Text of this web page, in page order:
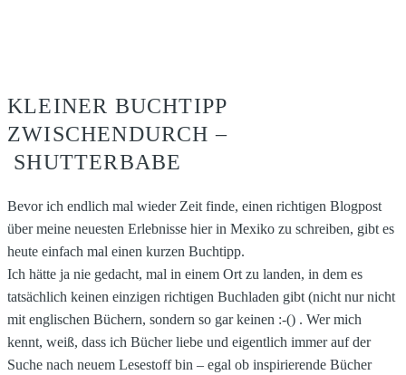
KLEINER BUCHTIPP
ZWISCHENDURCH –
SHUTTERBABE
Bevor ich endlich mal wieder Zeit finde, einen richtigen Blogpost
über meine neuesten Erlebnisse hier in Mexiko zu schreiben, gibt es
heute einfach mal einen kurzen Buchtipp.
Ich hätte ja nie gedacht, mal in einem Ort zu landen, in dem es
tatsächlich keinen einzigen richtigen Buchladen gibt (nicht nur nicht
mit englischen Büchern, sondern so gar keinen :-() . Wer mich
kennt, weiß, dass ich Bücher liebe und eigentlich immer auf der
Suche nach neuem Lesestoff bin – egal ob inspirierende Bücher